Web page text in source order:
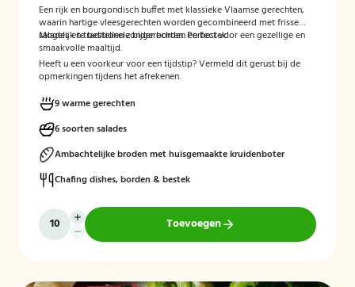
Een rijk en bourgondisch buffet met klassieke Vlaamse gerechten,
waarin hartige vleesgerechten worden gecombineerd met frisse
salades en traditionele bijgerechten. Perfect voor een gezellige en
smaakvolle maaltijd.
Mogelijk te bestellen zonder borden en bestek!
Heeft u een voorkeur voor een tijdstip? Vermeld dit gerust bij de
opmerkingen tijdens het afrekenen.
9 warme gerechten
6 soorten salades
Ambachtelijke broden met huisgemaakte kruidenboter
Chafing dishes, borden & bestek
Toevoegen